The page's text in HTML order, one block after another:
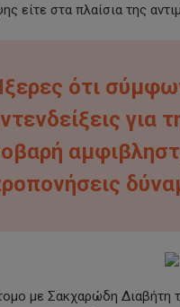
είτε στα πλαίσια της
ότι
με Σακχαρώδη Διαβήτη